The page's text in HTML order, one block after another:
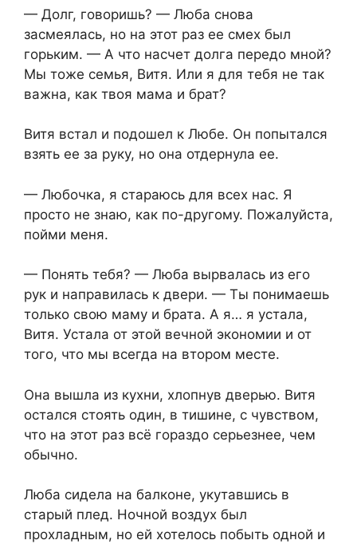
— Долг, говоришь? — Люба снова
засмеялась, но на этот раз ее смех был
горьким. — А что насчет долга передо мной?
Мы тоже семья, Витя. Или я для тебя не так
важна, как твоя мама и брат?
Витя встал и подошел к Любе. Он попытался
взять ее за руку, но она отдернула ее.
— Любочка, я стараюсь для всех нас. Я
просто не знаю, как по-другому. Пожалуйста,
пойми меня.
— Понять тебя? — Люба вырвалась из его
рук и направилась к двери. — Ты понимаешь
только свою маму и брата. А я… я устала,
Витя. Устала от этой вечной экономии и от
того, что мы всегда на втором месте.
Она вышла из кухни, хлопнув дверью. Витя
остался стоять один, в тишине, с чувством,
что на этот раз всё гораздо серьезнее, чем
обычно.
Люба сидела на балконе, укутавшись в
старый плед. Ночной воздух был
прохладным, но ей хотелось побыть одной и